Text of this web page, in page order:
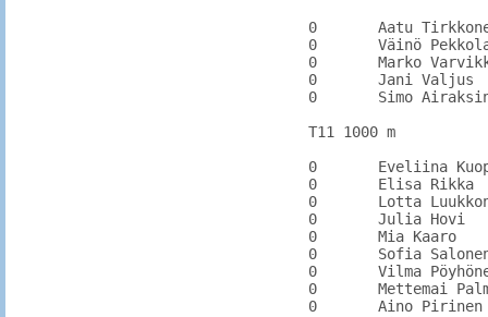
0	Aatu Tirkkonen	KarhU
0	Väinö Pekkola	RuotsKi		9.99
0	Marko Varvikko	ValkKa
0	Jani Valjus	KarhU
0	Simo Airaksinen	KarhU
T11 1000 m
0	Eveliina Kuoppala	KarhU
0	Elisa Rikka	KarhU
0	Lotta Luukkonen	KuusKi
0	Julia Hovi		PyhtKi
0	Mia Kaaro		VehkVei
0	Sofia Salonen	KarhKa
0	Vilma Pöyhönen	KarhKa
0	Mettemai Palmer	PyhtKi
0	Aino Pirinen	KarhU